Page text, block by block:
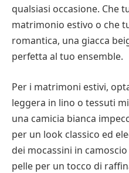
qualsiasi occasione. Che
matrimonio estivo o che
romantica, una giacca
perfetta al tuo ensemble.
Per i matrimoni estivi,
leggera in lino o tessuti
una camicia bianca
per un look classico ed
dei mocassini in
pelle per un tocco di